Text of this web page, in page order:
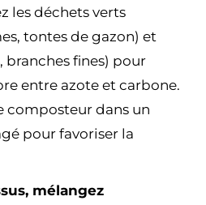
les déchets verts
tontes de gazon) et
branches fines) pour
entre azote et carbone.
composteur dans un
pour favoriser la
mélangez